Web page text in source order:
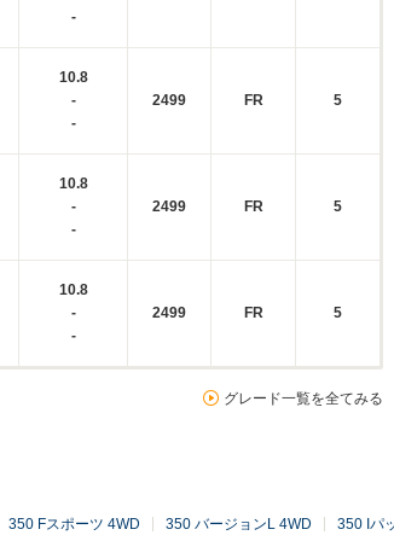
-
10.8
-
-
2499 FR 5
10.8
-
-
2499 FR 5
10.8
-
-
2499 FR 5
グレード一覧を全てみる
350 Fスポーツ 4WD 350 バージョンL 4WD 350 Iパ